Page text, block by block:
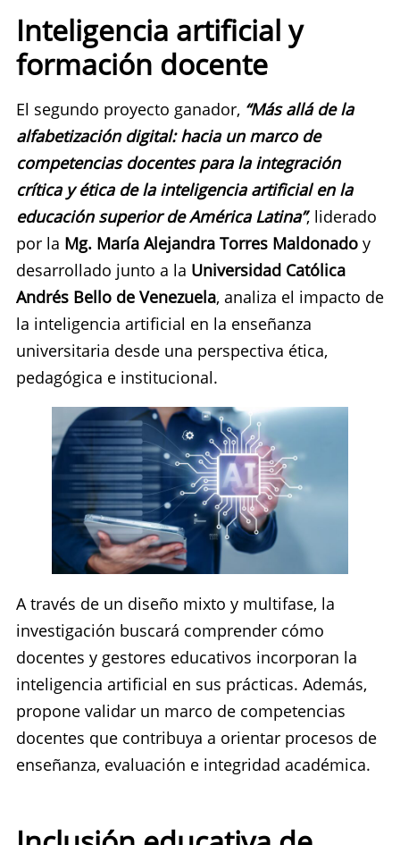
Inteligencia artificial y
formación docente
El segundo proyecto ganador, “Más allá de la
alfabetización digital: hacia un marco de
competencias docentes para la integración
crítica y ética de la inteligencia artificial en la
educación superior de América Latina”, liderado
por la Mg. María Alejandra Torres Maldonado y
desarrollado junto a la Universidad Católica
Andrés Bello de Venezuela, analiza el impacto de
la inteligencia artificial en la enseñanza
universitaria desde una perspectiva ética,
pedagógica e institucional.
A través de un diseño mixto y multifase, la
investigación buscará comprender cómo
docentes y gestores educativos incorporan la
inteligencia artificial en sus prácticas. Además,
propone validar un marco de competencias
docentes que contribuya a orientar procesos de
enseñanza, evaluación e integridad académica.